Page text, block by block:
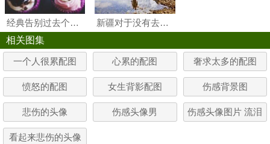
经典告别过去个性手机壁纸图片
新疆对于没有去过远方的人而言是一个充满期待的地方
相关图集
一个人很累配图 心累的配图 奢求太多的配图
愤怒的配图 女生背影配图 伤感背景图
悲伤的头像 伤感头像男 伤感头像图片 流泪
看起来悲伤的头像